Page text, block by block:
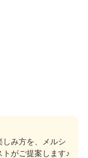
しみ方を、メルシ
がご提案します♪